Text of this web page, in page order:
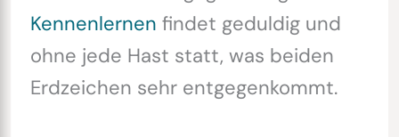
Kennenlernen findet geduldig und
ohne jede Hast statt, was beiden
Erdzeichen sehr entgegenkommt.